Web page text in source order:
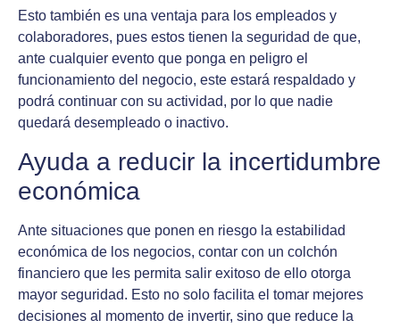
Esto también es una ventaja para los empleados y
colaboradores, pues estos tienen la seguridad de que,
ante cualquier evento que ponga en peligro el
funcionamiento del negocio, este estará respaldado y
podrá continuar con su actividad, por lo que nadie
quedará desempleado o inactivo.
Ayuda a reducir la incertidumbre
económica
Ante situaciones que ponen en riesgo la estabilidad
económica de los negocios, contar con un colchón
financiero que les permita salir exitoso de ello otorga
mayor seguridad. Esto no solo facilita el tomar mejores
decisiones al momento de invertir, sino que reduce la